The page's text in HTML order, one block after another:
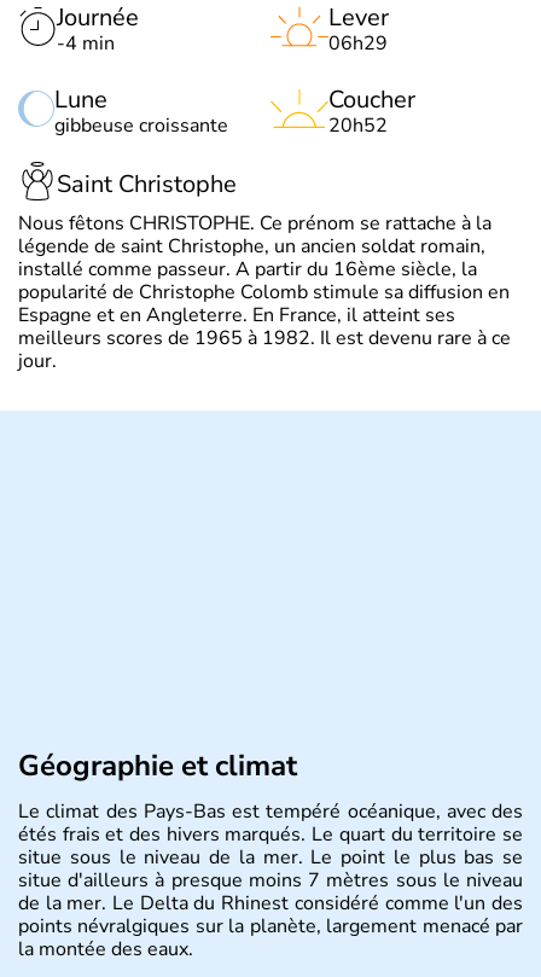
Journée
-4 min
Lune
gibbeuse croissante
Lever
06h29
Coucher
20h52
Saint Christophe
Nous fêtons CHRISTOPHE. Ce prénom se rattache à la
légende de saint Christophe, un ancien soldat romain,
installé comme passeur. A partir du 16ème siècle, la
popularité de Christophe Colomb stimule sa diffusion en
Espagne et en Angleterre. En France, il atteint ses
meilleurs scores de 1965 à 1982. Il est devenu rare à ce
jour.
Géographie et climat
Le climat des Pays-Bas est tempéré océanique, avec des
étés frais et des hivers marqués. Le quart du territoire se
situe sous le niveau de la mer. Le point le plus bas se
situe d'ailleurs à presque moins 7 mètres sous le niveau
de la mer. Le Delta du Rhinest considéré comme l'un des
points névralgiques sur la planète, largement menacé par
la montée des eaux.